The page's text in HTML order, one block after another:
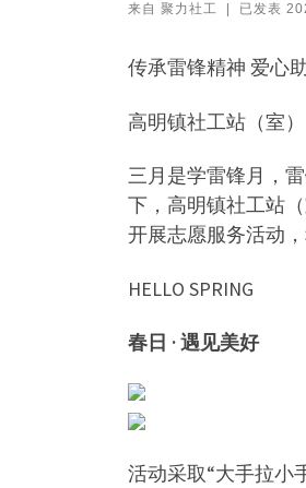
来自 聚力社工 已发表
传承雷锋精神 爱心
高明镇社工站（室）
三月是学雷锋月，
下，高明镇社工站
开展志愿服务活动
HELLO SPRING
春日 · 遇见美好
活动采取“大手拉小